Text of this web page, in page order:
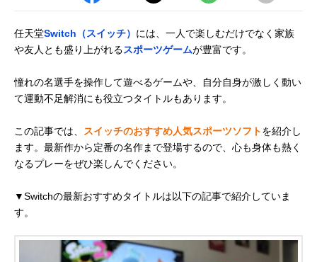
任天堂Switch（スイッチ） には、一人で楽しむだけでなく家族
や友人とも盛り上がれるスポーツゲームが豊富です。
憧れの名選手を操作して遊べるゲームや、自分自身が激しく動い
て運動不足解消にも役立つタイトルもあります。
この記事では、 スイッチのおすすめ人気スポーツソフトを紹介し
ます。最新作から定番の名作まで登場するので、心も身体も熱く
なるプレーをぜひ楽しんでください。
▼Switchの最新おすすめタイトルは以下の記事で紹介していま
す。